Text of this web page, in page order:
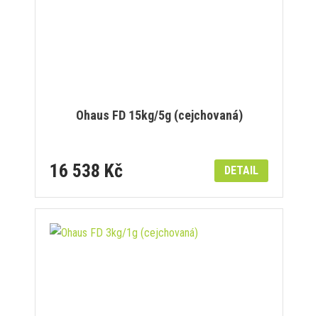
Ohaus FD 15kg/5g (cejchovaná)
16 538 Kč DETAIL